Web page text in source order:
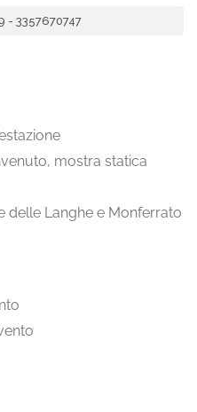
- 3357670747
mostra statica
delle Langhe e Monferrato